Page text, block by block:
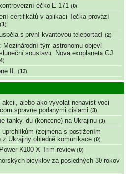
éčko E 171 (0)
certifikátů v aplikaci Tečka provází
(1)
s první kvantovou teleportací (2)
Mezinárodní tým astronomu objevil
soustavu. Nova exoplaneta GJ
4)
II. (13)
akcii, alebo ako vyvolat nenavist voci
spravne podanymi cislami (3)
tanky idu (konecne) na Ukrajinu (0)
uprchlíkům (zejména s postižením
z Ukrajiny ohledně komunikace (0)
K100 X-Trim review (0)
bicyklov za posledných 30 rokov